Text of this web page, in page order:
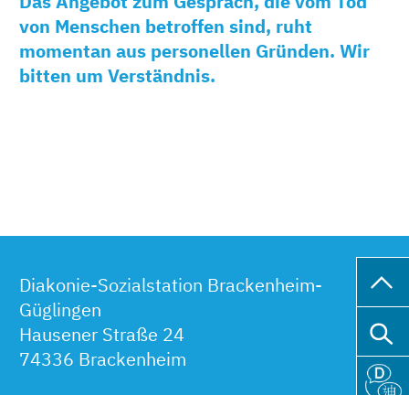
von Menschen betroffen sind, ruht
momentan aus personellen Gründen. Wir
bitten um Verständnis.
Diakonie-Sozialstation Brackenheim-
Güglingen
Hausener Straße 24
74336 Brackenheim